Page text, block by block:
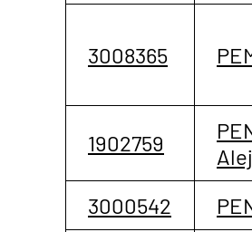
3008365
1902759
3000542